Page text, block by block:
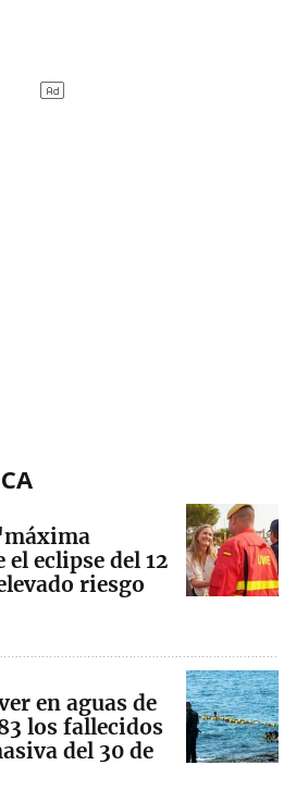
eclipse del 12
riesgo
en aguas de
los fallecidos
del 30 de